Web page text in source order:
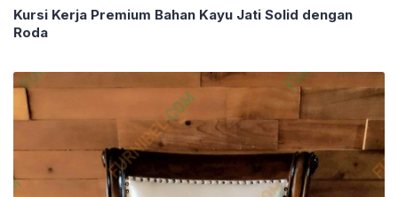
Kursi Kerja Premium Bahan Kayu Jati Solid dengan
Roda